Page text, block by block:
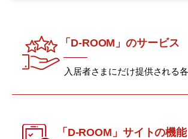
「D-ROOM」のサービス
入居者さまにだけ提供される
「D-ROOM」サイトの機能